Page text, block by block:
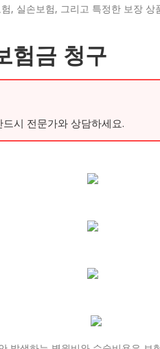
, 실손보험, 그리고 특정한 보장
험금 청구
시 전문가와 상담하세요.